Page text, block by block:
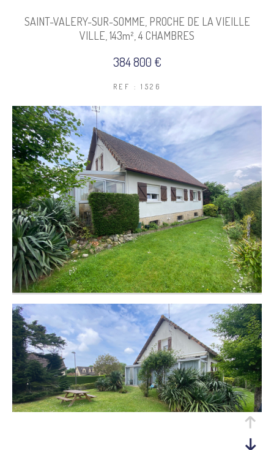
SAINT-VALERY-SUR-SOMME, PROCHE DE LA VIEILLE
VILLE, 143m², 4 CHAMBRES
384 800 €
REF : 1526
COUPS DE COEUR EXCLUSIVITÉS
Rechercher